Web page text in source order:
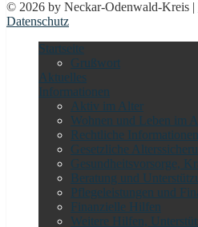
© 2026 by Neckar-Odenwald-Kreis |
Datenschutz
Startseite
Grußwort
Aktuelles
Informationen
Aktiv im Alter
Wohnen und Leben im
Rechtliche
Gesetzliche
Gesundheitsvorsorge,
Beratung und
Pflegeleistungen und
Finanzielle Hilfen
Weitere Hilfen,